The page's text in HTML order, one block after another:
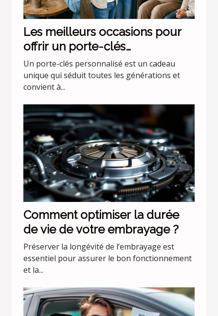
Les meilleurs occasions pour
offrir un porte-clés
personnalisé
Un porte-clés personnalisé est un cadeau
unique qui séduit toutes les générations et
convient à...
Comment optimiser la durée
de vie de votre embrayage ?
Préserver la longévité de l’embrayage est
essentiel pour assurer le bon fonctionnement
et la...